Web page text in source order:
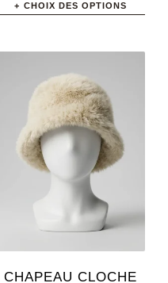
CHOIX DES OPTIONS
plusieurs
variations.
Les
options
peuvent
être
choisies
sur
la
page
CHAPEAU CLOCHE